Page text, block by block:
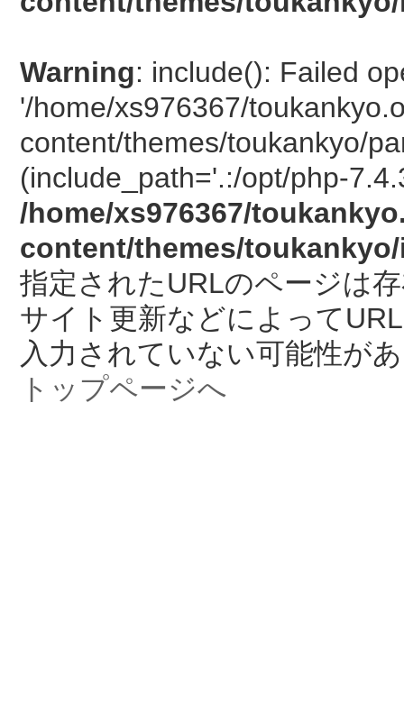
Warning: include(): Failed
'/home/xs976367/
content/themes/toukankyo/
(include_path='.:/opt/php-
/home/xs976367/
content/themes/
指定されたURLのページは
サイト更新などによって
入力されていない可能性が
トップページへ